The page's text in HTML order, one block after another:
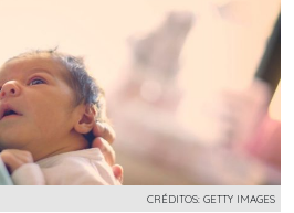
CRÉDITOS: GETTY IMAGES